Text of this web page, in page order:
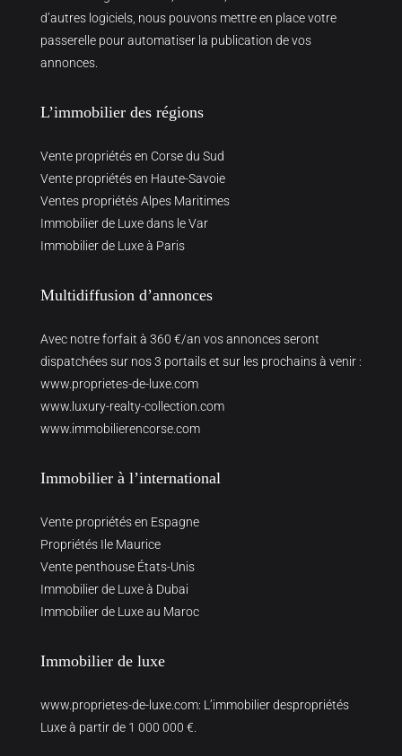
d’autres logiciels, nous pouvons mettre en place votre
passerelle pour automatiser la publication de vos
annonces.
L’immobilier des régions
Vente propriétés en Corse du Sud
Vente propriétés en Haute-Savoie
Ventes propriétés Alpes Maritimes
Immobilier de Luxe dans le Var
Immobilier de Luxe à Paris
Multidiffusion d’annonces
Avec notre forfait à 360 €/an vos annonces seront
dispatchées sur nos 3 portails et sur les prochains à venir :
www.proprietes-de-luxe.com
www.luxury-realty-collection.com
www.immobilierencorse.com
Immobilier à l’international
Vente propriétés en Espagne
Propriétés Ile Maurice
Vente penthouse États-Unis
Immobilier de Luxe à Dubai
Immobilier de Luxe au Maroc
Immobilier de luxe
www.proprietes-de-luxe.com: L’immobilier despropriétés
Luxe à partir de 1 000 000 €.